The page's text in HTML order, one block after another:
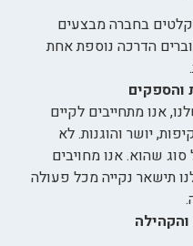
בחברה מבצעים
הדרכה נוספת אחת
והספקים
אנו מתחייבים לקיים
יושר והוגנות. לא
שהוא. אנו מחויבים
תישאר נקייה מכל פעולה